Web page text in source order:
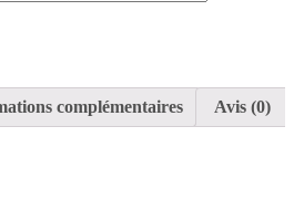
complémentaires Avis (0)